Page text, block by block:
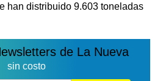
han distribuido 9.603 toneladas
de La Nueva
sin costo